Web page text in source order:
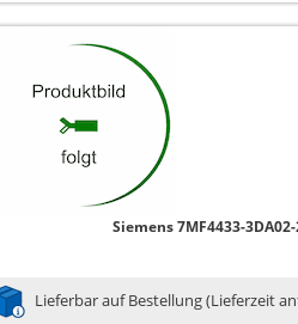
Siemens 7MF4433-3DA02-
Lieferbar auf Bestellung (Lieferzeit